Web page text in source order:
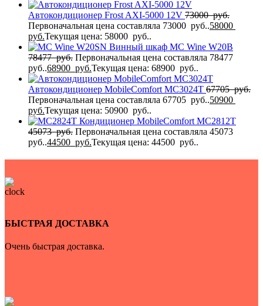
Автокондиционер Frost AXI-5000 12V 73000руб.
Первоначальная цена составляла 73000 руб..58000
руб.Текущая цена: 58000 руб..
Винный шкаф MC Wine W20B
78477руб. Первоначальная цена составляла 78477
руб..68900 руб.Текущая цена: 68900 руб..
Автокондиционер MobileComfort MC3024T 67705руб.
Первоначальная цена составляла 67705 руб..50900
руб.Текущая цена: 50900 руб..
Кондиционер MobileComfort MC2812T
45073руб. Первоначальная цена составляла 45073
руб..44500 руб.Текущая цена: 44500 руб..
БЫСТРАЯ ДОСТАВКА
Очень быстрая доставка.